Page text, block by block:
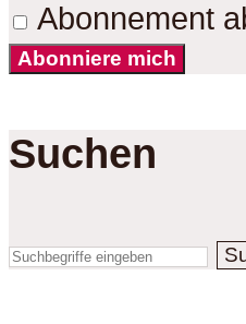
Abonnement
Abonniere mich
Suchen